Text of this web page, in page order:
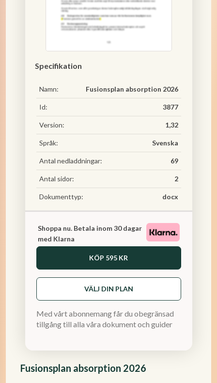
Fusionsplan absorption 2026
Specifikation
Namn: Fusionsplan absorption 2026
Id: 3877
Version: 1,32
Språk: Svenska
Antal nedladdningar: 69
Antal sidor: 2
Dokumenttyp: docx
Shoppa nu. Betala inom 30 dagar
med Klarna
KÖP 595 KR
VÄLJ DIN PLAN
Med vårt abonnemang får du obegränsad
tillgång till alla våra dokument och guider